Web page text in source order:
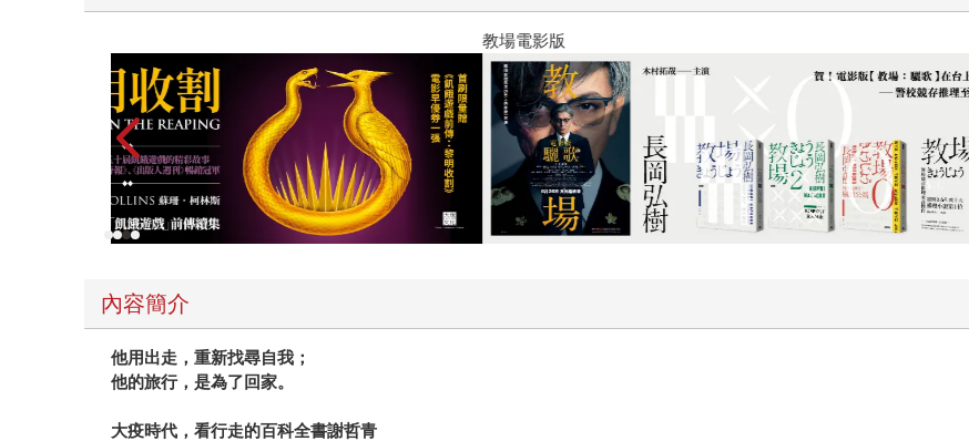
內容簡介
他用出走，重新找尋自我；
他的旅行，是為了回家。
大疫時代，看行走的百科全書謝哲青